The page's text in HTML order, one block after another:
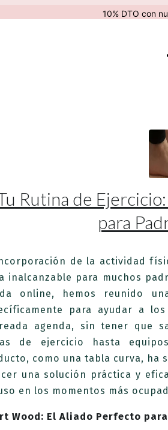
10% DTO con
Rutina de
para
de la actividad
inalcanzable para muchos
online, hemos reunido
para ayudar a
agenda, sin tener que
de ejercicio hasta
como una tabla curva, ha
una solución práctica y
en los momentos más
Wood: El Aliado Perfecto